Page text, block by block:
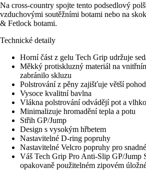
Na cross-country spojte tento podsedlový
vzduchovými soutěžními botami nebo na
& Fetlock botami.
Technické detaily
Horní část z gelu Tech Grip udržuje
Měkký protiskluzný materiál na
zabránilo skluzu
Polstrování z pěny zajišťuje větší
Vysoce kvalitní bavlna
Vlákna polstrování odvádějí pot a
Minimalizuje hromadění tepla a potu
Střih GP/Jump
Design s vysokým hřbetem
Nastavitelné D-ring popruhy
Nastavitelné Velcro popruhy pro
Váš Tech Grip Pro Anti-Slip GP/Jump
opakovaně použitelném zipovém